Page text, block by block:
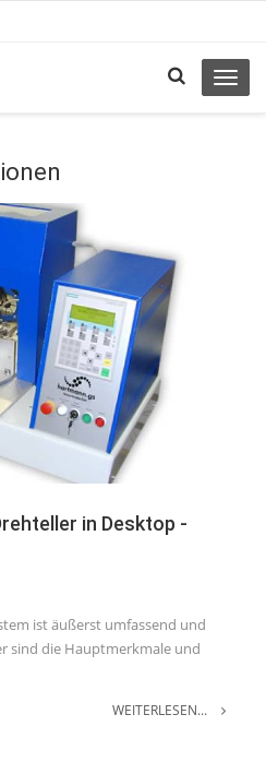
in Desktop -
ist äußerst umfassend und
sind die Hauptmerkmale und
WEITERLESEN...